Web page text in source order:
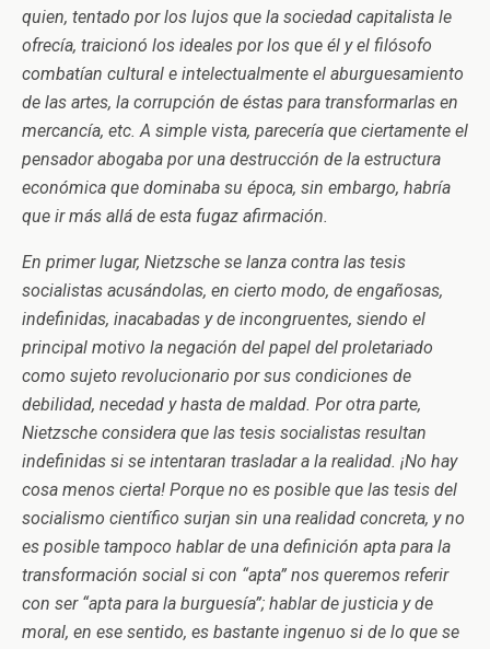
quien, tentado por los lujos que la sociedad capitalista le
ofrecía, traicionó los ideales por los que él y el filósofo
combatían cultural e intelectualmente el aburguesamiento
de las artes, la corrupción de éstas para transformarlas en
mercancía, etc. A simple vista, parecería que ciertamente el
pensador abogaba por una destrucción de la estructura
económica que dominaba su época, sin embargo, habría
que ir más allá de esta fugaz afirmación.
En primer lugar, Nietzsche se lanza contra las tesis
socialistas acusándolas, en cierto modo, de engañosas,
indefinidas, inacabadas y de incongruentes, siendo el
principal motivo la negación del papel del proletariado
como sujeto revolucionario por sus condiciones de
debilidad, necedad y hasta de maldad. Por otra parte,
Nietzsche considera que las tesis socialistas resultan
indefinidas si se intentaran trasladar a la realidad. ¡No hay
cosa menos cierta! Porque no es posible que las tesis del
socialismo científico surjan sin una realidad concreta, y no
es posible tampoco hablar de una definición apta para la
transformación social si con “apta” nos queremos referir
con ser “apta para la burguesía”; hablar de justicia y de
moral, en ese sentido, es bastante ingenuo si de lo que se